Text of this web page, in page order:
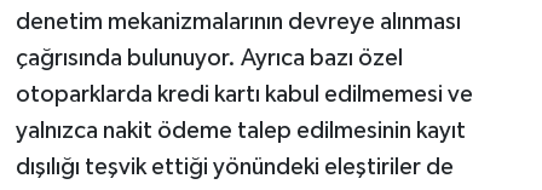
denetim mekanizmalarının devreye alınması
çağrısında bulunuyor. Ayrıca bazı özel
otoparklarda kredi kartı kabul edilmemesi ve
yalnızca nakit ödeme talep edilmesinin kayıt
dışılığı teşvik ettiği yönündeki eleştiriler de